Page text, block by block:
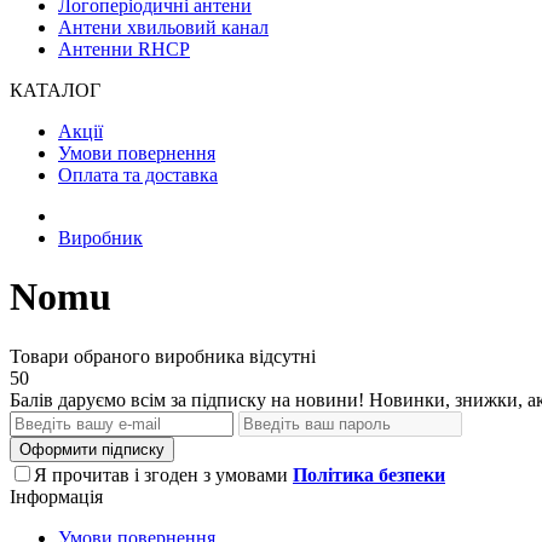
Логоперіодичні антени
Антени хвильовий канал
Антенни RHCP
КАТАЛОГ
Акції
Умови повернення
Оплата та доставка
Виробник
Nomu
Товари обраного виробника відсутні
50
Балів даруємо всім за підписку на новини! Новинки, знижки,
Оформити підписку
Я прочитав і згоден з умовами Політика безпеки
Інформація
Умови повернення